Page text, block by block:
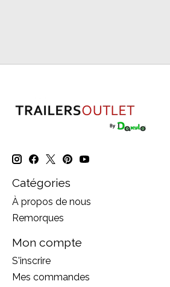
Catégories
À propos de nous
Remorques
Mon compte
S'inscrire
Mes commandes